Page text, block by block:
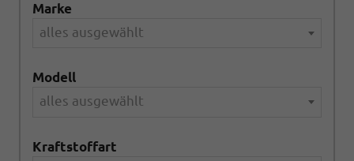
Marke
alles ausgewählt
Modell
alles ausgewählt
Kraftstoffart